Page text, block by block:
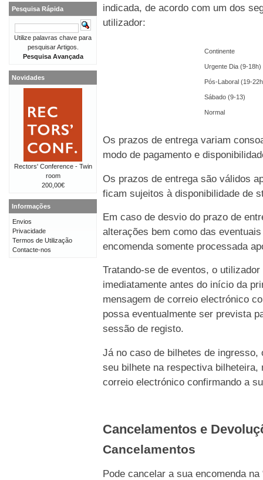
indicada, de acordo com um dos
utilizador:
Continente
Urgente Dia (9-18h)
Pós-Laboral (19-
Sábado (9-13)
Normal
Os prazos de entrega variam
modo de pagamento e
Os prazos de entrega são válidos
ficam sujeitos à disponibilidade de
Em caso de desvio do prazo de
alterações bem como das
encomenda somente processada
Tratando-se de eventos, o
imediatamente antes do início da
mensagem de correio electrónico
possa eventualmente ser prevista
sessão de registo.
Já no caso de bilhetes de
seu bilhete na respectiva bilheteira,
correio electrónico confirmando a
Cancelamentos e
Cancelamentos
Pode cancelar a sua encomenda
Pesquisa Rápida
Utilize palavras chave para
pesquisar Artigos.
Pesquisa Avançada
Novidades
Rectors' Conference - Twin
room
200,00€
Informações
Envios
Privacidade
Termos de Utilização
Contacte-nos